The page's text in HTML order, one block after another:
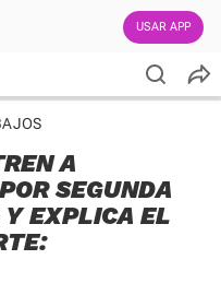
USAR APP
A
SEGUNDA
Y EXPLICA EL